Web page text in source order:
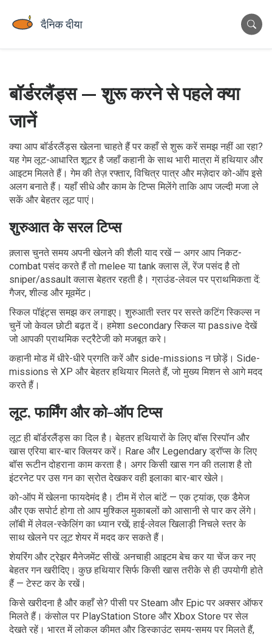
बॉर्डरलैंड्स — शुरू करने से पहले क्या
जानें
क्या आप बॉर्डरलैंड्स खेलना चाहते हैं पर कहाँ से शुरू करें समझ नहीं आ रहा?
यह गेम लूट-आधारित शूटर है जहाँ कहानी के साथ भारी मात्रा में हथियार और
आइटम मिलते हैं। गेम की तेज़ रफ्तार, विचित्र पात्र और मज़ेदार को-ऑप इसे
अलग बनाते हैं। यहाँ सीधे और काम के टिप्स मिलेंगे ताकि आप जल्दी मजा ले
सकें और बेहतर लूट पाएं।
शुरुआत के सरल टिप्स
क़्लास चुनते समय अपनी खेलने की शैली याद रखें — अगर आप निकट-
combat पसंद करते हैं तो melee या tank क्लास लें, रेंज पसंद है तो
sniper/assault क्लास बेहतर रहती है। ग्राउंड-लेवल पर प्राथमिकता दें:
गैजर, शील्ड और मूवमेंट।
स्किल पॉइंट्स समझ कर लगाइए। शुरुआती स्तर पर सस्ते कटिंग स्किल्स न
चुनें जो केवल छोटी बढ़त दें। हमेशा secondary स्किल या passive देखें
जो आपकी प्राथमिक स्ट्रैटेजी को मजबूत करे।
कहानी मोड में धीरे-धीरे प्रगति करें और side-missions न छोड़ें। Side-
missions से XP और बेहतर हथियार मिलते हैं, जो मुख्य मिशन से आगे मदद
करते हैं।
लूट, फार्मिंग और को-ऑप टिप्स
लूट ही बॉर्डरलैंड्स का दिल है। बेहतर हथियारों के लिए बॉस रिस्पॉन और
खास एरिया बार-बार क्लियर करें। Rare और Legendary ड्रॉप्स के लिए
बॉस रूटीन दोहराना काम करता है। अगर किसी खास गन की तलाश है तो
इंटरनेट पर उस गन का स्रोत देखकर वही इलाका बार-बार खेले।
को-ऑप में खेलना फायदेमंद है। टीम में रोल बांटें — एक ट्यांक, एक डैमेज
और एक सपोर्ट होगा तो आप मुश्किल मुकाबलों को आसानी से पार कर लेंगे।
लॉबी में लेवल-स्केलिंग का ध्यान रखें; हाई-लेवल खिलाड़ी निचले स्तर के
साथ खेलने पर लूट शेयर में मदद कर सकते हैं।
शेयरिंग और ट्रेझर मैनेजमेंट सीखें: अनचाही आइटम बेच कर या चेंज कर नए
बेहतर गन खरीदिए। कुछ हथियार सिर्फ किसी खास तरीके से ही उपयोगी होते
हैं — टेस्ट कर के रखें।
किसे खरीदना है और कहाँ से? पीसी पर Steam और Epic पर अक्सर ऑफर
मिलते हैं। कंसोल पर PlayStation Store और Xbox Store पर सेल
देखते रहें। भारत में लोकल कीमत और डिस्काउंट समय-समय पर मिलते हैं,